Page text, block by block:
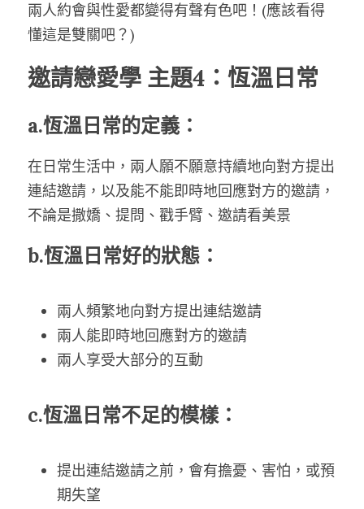
兩人約會與性愛都變得有聲有色吧！(應該看得
懂這是雙關吧？)
邀請戀愛學 主題4：恆溫日常
a.恆溫日常的定義：
在日常生活中，兩人願不願意持續地向對方提出
連結邀請，以及能不能即時地回應對方的邀請，
不論是撒嬌、提問、戳手臂、邀請看美景
b.恆溫日常好的狀態：
兩人頻繁地向對方提出連結邀請
兩人能即時地回應對方的邀請
兩人享受大部分的互動
c.恆溫日常不足的模樣：
提出連結邀請之前，會有擔憂、害怕，或預
期失望